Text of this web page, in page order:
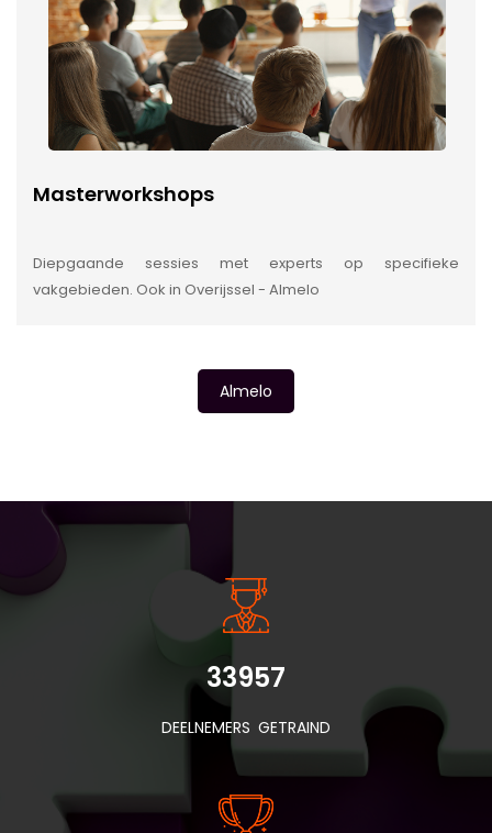
Masterworkshops
Diepgaande sessies met experts op specifieke
vakgebieden. Ook in Overijssel - Almelo
Almelo
INSIDE INFORMATIE
33957
DEELNEMERS GETRAIND